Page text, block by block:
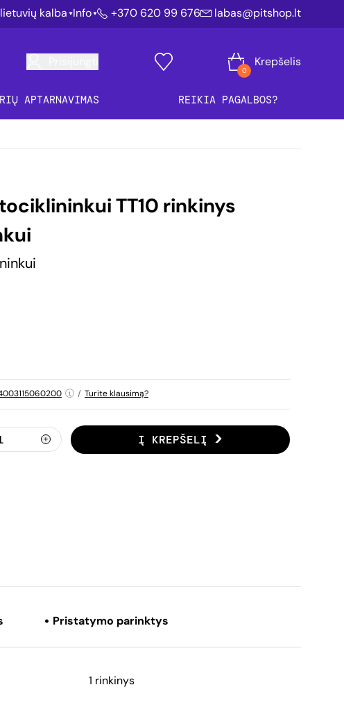
lietuvių kalba Info +370 620 99 676 labas@pitshop.lt
0
Krepšelis
APTARNAVIMAS REIKIA PAGALBOS?
TT10 rinkinys
/ Turite klausimą?
Į KREPŠELĮ
Pristatymo parinktys
1 rinkinys